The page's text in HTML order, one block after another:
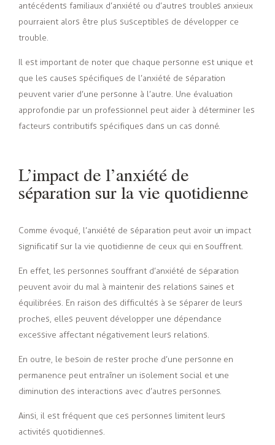
antécédents familiaux d’anxiété ou d’autres troubles anxieux
pourraient alors être plus susceptibles de développer ce
trouble.
Il est important de noter que chaque personne est unique et
que les causes spécifiques de l’anxiété de séparation
peuvent varier d’une personne à l’autre. Une évaluation
approfondie par un professionnel peut aider à déterminer les
facteurs contributifs spécifiques dans un cas donné.
L’impact de l’anxiété de
séparation sur la vie quotidienne
Comme évoqué, l’anxiété de séparation peut avoir un impact
significatif sur la vie quotidienne de ceux qui en souffrent.
En effet, les personnes souffrant d’anxiété de séparation
peuvent avoir du mal à maintenir des relations saines et
équilibrées. En raison des difficultés à se séparer de leurs
proches, elles peuvent développer une dépendance
excessive affectant négativement leurs relations.
En outre, le besoin de rester proche d’une personne en
permanence peut entraîner un isolement social et une
diminution des interactions avec d’autres personnes.
Ainsi, il est fréquent que ces personnes limitent leurs
activités quotidiennes.